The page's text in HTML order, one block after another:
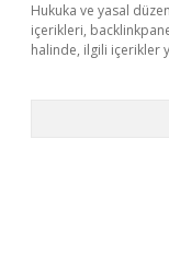
Hukuka ve yasal
içerikleri,
halinde, ilgili içerikler